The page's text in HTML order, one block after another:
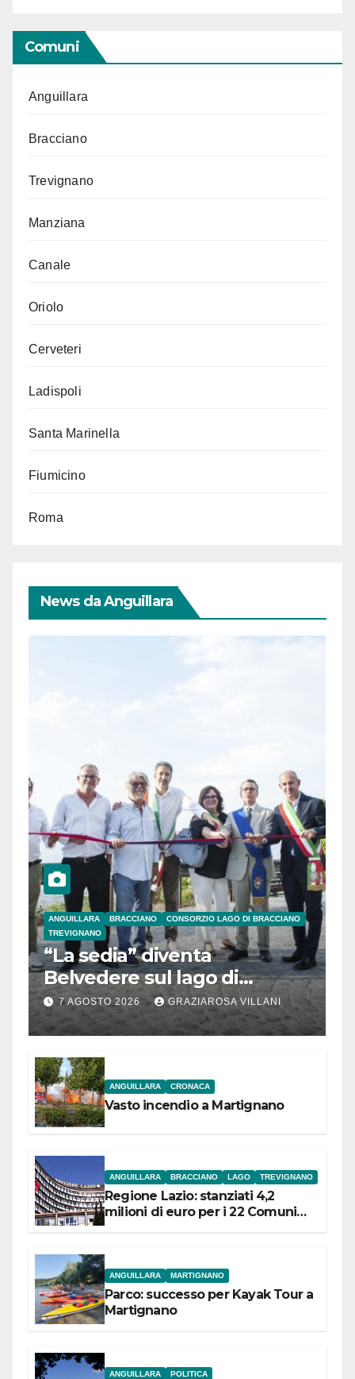
Comuni
Anguillara
Bracciano
Trevignano
Manziana
Canale
Oriolo
Cerveteri
Ladispoli
Santa Marinella
Fiumicino
Roma
News da Anguillara
ANGUILLARA BRACCIANO
CONSORZIO LAGO DI BRACCIANO
TREVIGNANO
“La sedia” diventa
Belvedere sul lago di
Bracciano: ieri
l’inaugurazione
7 AGOSTO 2026 GRAZIAROSA VILLANI
ANGUILLARA CRONACA
Vasto incendio a Martignano
ANGUILLARA BRACCIANO LAGO TREVIGNANO
Regione Lazio: stanziati 4,2
milioni di euro per i 22 Comuni
ANGUILLARA MARTIGNANO
Parco: successo per Kayak Tour a
Martignano
ANGUILLARA POLITICA